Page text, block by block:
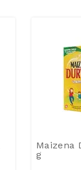
Maizena
g